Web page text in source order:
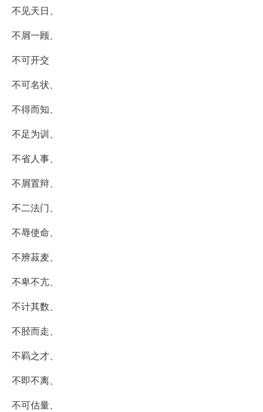
不见天日、
不屑一顾、
不可开交
不可名状、
不得而知、
不足为训、
不省人事、
不屑置辩、
不二法门、
不辱使命、
不辨菽麦、
不卑不亢、
不计其数、
不胫而走、
不羁之才、
不即不离、
不可估量、